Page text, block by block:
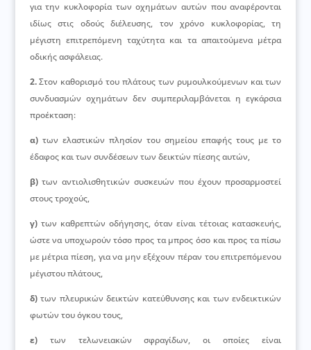
για την κυκλοφορία των οχημάτων αυτών που αναφέρονται
ιδίως στις οδούς διέλευσης, τον χρόνο κυκλοφορίας, τη
μέγιστη επιτρεπόμενη ταχύτητα και τα απαιτούμενα μέτρα
οδικής ασφάλειας.
2.Στον καθορισμό του πλάτους των ρυμουλκούμενων και των
συνδυασμών οχημάτων δεν συμπεριλαμβάνεται η εγκάρσια
προέκταση:
α)των ελαστικών πλησίον του σημείου επαφής τους με το
έδαφος και των συνδέσεων των δεικτών πίεσης αυτών,
β)των αντιολισθητικών συσκευών που έχουν προσαρμοστεί
στους τροχούς,
γ)των καθρεπτών οδήγησης, όταν είναι τέτοιας κατασκευής,
ώστε να υποχωρούν τόσο προς τα μπρος όσο και προς τα πίσω
με μέτρια πίεση, για να μην εξέχουν πέραν του επιτρεπόμενου
μέγιστου πλάτους,
δ)των πλευρικών δεικτών κατεύθυνσης και των ενδεικτικών
φωτών του όγκου τους,
ε)των τελωνειακών σφραγίδων, οι οποίες είναι